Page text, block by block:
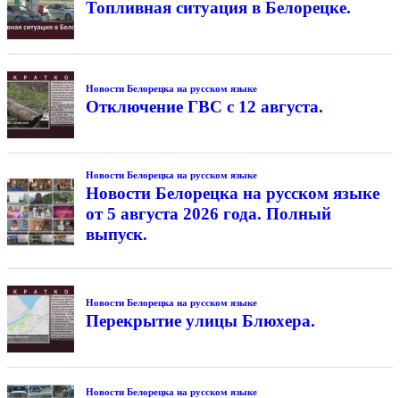
Топливная ситуация в Белорецке.
Новости Белорецка на русском языке
Отключение ГВС с 12 августа.
Новости Белорецка на русском языке
Новости Белорецка на русском языке
от 5 августа 2026 года. Полный
выпуск.
Новости Белорецка на русском языке
Перекрытие улицы Блюхера.
Новости Белорецка на русском языке